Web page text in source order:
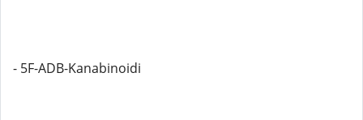
- 5F-ADB-Kanabinoidi